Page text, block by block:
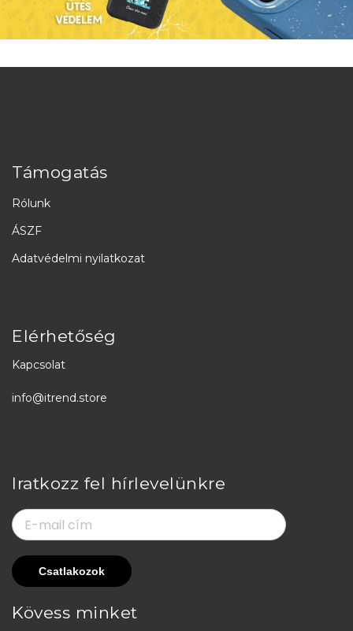
Támogatás
Rólunk
ÁSZF
Adatvédelmi nyilatkozat
Elérhetőség
Kapcsolat
info@itrend.store
Iratkozz fel hírlevelünkre
Kövess minket